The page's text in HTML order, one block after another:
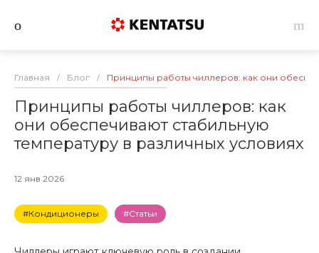
Главная / Блог / Принципы работы чиллеров: как они
Принципы работы чиллеров: как
они обеспечивают стабильную
температуру в различных условиях
12 янв 2026
#Кондиционеры #Статьи